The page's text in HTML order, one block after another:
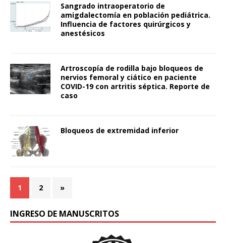
Sangrado intraoperatorio de
amigdalectomía en población pediátrica.
Influencia de factores quirúrgicos y
anestésicos
Artroscopía de rodilla bajo bloqueos de
nervios femoral y ciático en paciente
COVID-19 con artritis séptica. Reporte de
caso
Bloqueos de extremidad inferior
1 2 »
INGRESO DE MANUSCRITOS